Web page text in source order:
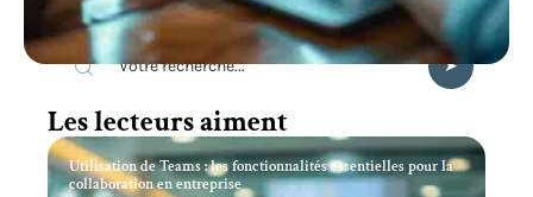
Recherche
Les lecteurs aiment
Utilisation de Teams : les fonctionnalités essentielles pour la
collaboration en entreprise